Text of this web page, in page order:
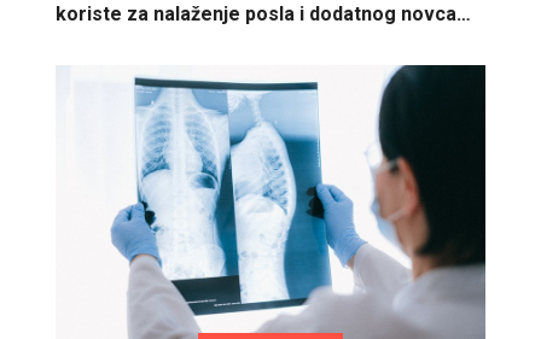
koriste za nalaženje posla i dodatnog novca…